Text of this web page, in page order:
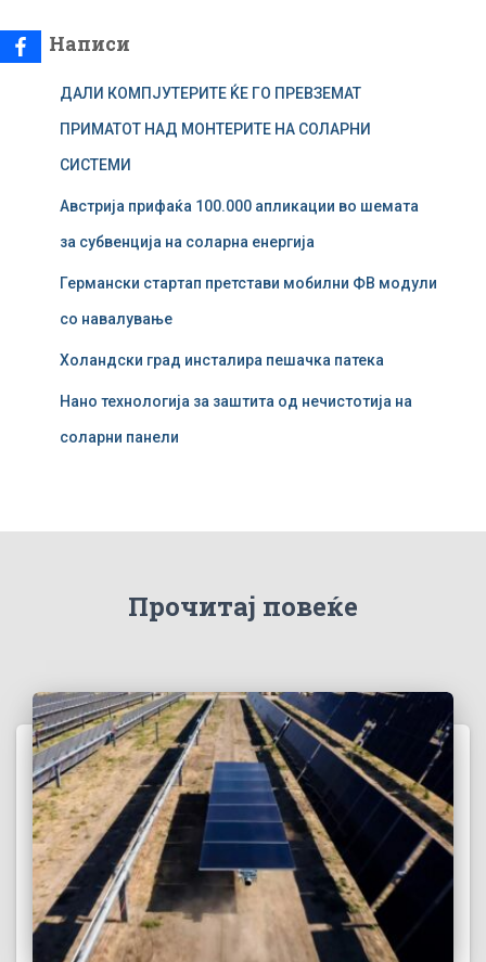
р
Написи
ДАЛИ КОМПЈУТЕРИТЕ ЌЕ ГО ПРЕВЗЕМАТ
ПРИМАТОТ НАД МОНТЕРИТЕ НА СОЛАРНИ
СИСТЕМИ
Австрија прифаќа 100.000 апликации во шемата
за субвенција на соларна енергија
Германски стартап претстави мобилни ФВ модули
со навалување
Холандски град инсталира пешачка патека
Нано технологија за заштита од нечистотија на
соларни панели
Прочитај повеќе